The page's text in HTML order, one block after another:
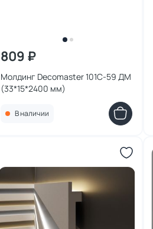
809 ₽
Молдинг Decomaster 101C-59 ДМ
(33*15*2400 мм)
В наличии